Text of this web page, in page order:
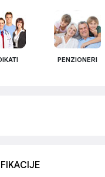
PENZIONERI